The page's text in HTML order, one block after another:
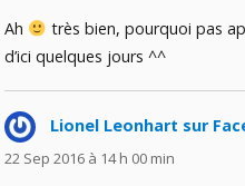
Ah
très bien, pourquoi pas
d’ici quelques jours ^^
Lionel Leonhart sur
22 Sep 2016 à 14 h 00 min